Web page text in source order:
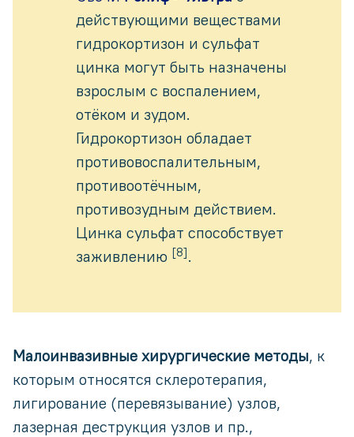
действующими веществами
гидрокортизон и сульфат
цинка могут быть назначены
взрослым с воспалением,
отёком и зудом.
Гидрокортизон обладает
противовоспалительным,
противоотёчным,
противозудным действием.
Цинка сульфат способствует
заживлению [8].
Малоинвазивные хирургические методы, к
которым относятся склеротерапия,
лигирование (перевязывание) узлов,
лазерная деструкция узлов и пр.,